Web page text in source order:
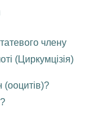
члену
(Циркумцізія)
(ооцитів)?